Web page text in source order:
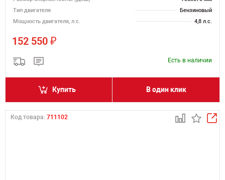
Тип двигателя
Бензиновый
Мощность двигателя, л.с.
4,8 л.с.
152 550 ₽
Есть в наличии
Купить В один клик
Код товара: 711102